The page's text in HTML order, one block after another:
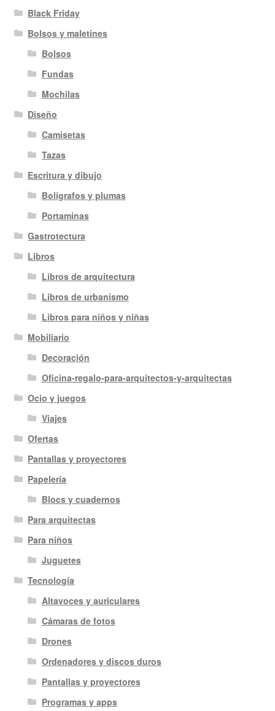
Black Friday
Bolsos y maletines
Bolsos
Fundas
Mochilas
Diseño
Camisetas
Tazas
Escritura y dibujo
Bolígrafos y plumas
Portaminas
Gastrotectura
Libros
Libros de arquitectura
Libros de urbanismo
Libros para niños y niñas
Mobiliario
Decoración
Oficina-regalo-para-arquitectos-y-arquitectas
Ocio y juegos
Viajes
Ofertas
Pantallas y proyectores
Papelería
Blocs y cuadernos
Para arquitectas
Para niños
Juguetes
Tecnología
Altavoces y auriculares
Cámaras de fotos
Drones
Ordenadores y discos duros
Pantallas y proyectores
Programas y apps